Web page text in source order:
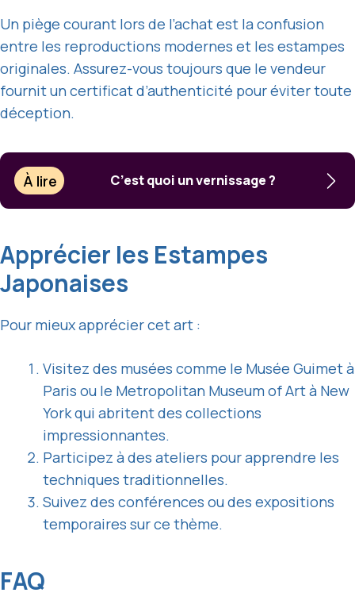
Un piège courant lors de l’achat est la confusion
entre les reproductions modernes et les estampes
originales. Assurez-vous toujours que le vendeur
fournit un certificat d’authenticité pour éviter toute
déception.
À lire C’est quoi un vernissage ?
Apprécier les Estampes
Japonaises
Pour mieux apprécier cet art :
Visitez des musées comme le Musée Guimet à
Paris ou le Metropolitan Museum of Art à New
York qui abritent des collections
impressionnantes.
Participez à des ateliers pour apprendre les
techniques traditionnelles.
Suivez des conférences ou des expositions
temporaires sur ce thème.
FAQ